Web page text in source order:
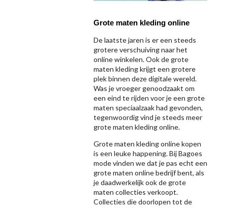
Grote maten kleding online
De laatste jaren is er een steeds
grotere verschuiving naar het
online winkelen. Ook de grote
maten kleding krijgt een grotere
plek binnen deze digitale wereld.
Was je vroeger genoodzaakt om
een eind te rijden voor je een grote
maten speciaalzaak had gevonden,
tegenwoordig vind je steeds meer
grote maten kleding online.
Grote maten kleding online kopen
is een leuke happening. Bij Bagoes
mode vinden we dat je pas echt een
grote maten online bedrijf bent, als
je daadwerkelijk ook de grote
maten collecties verkoopt.
Collecties die doorlopen tot de